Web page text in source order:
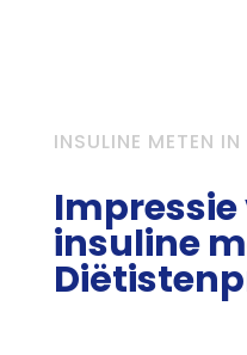
INSULINE METEN IN
Impressie
insuline